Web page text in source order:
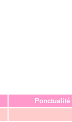
Ponctualité